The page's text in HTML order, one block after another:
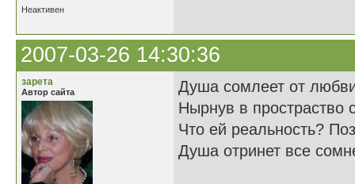
Неактивен
2007-03-26 14:30:36
зарета
Автор сайта
Душа сомлеет от
Нырнув в простраство
Что ей реальность?
Душа отринет все